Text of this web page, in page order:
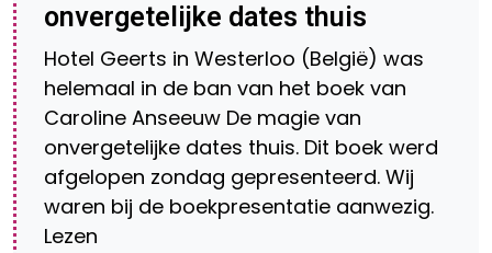
onvergetelijke dates thuis
Hotel Geerts in Westerloo (België) was
helemaal in de ban van het boek van
Caroline Anseeuw De magie van
onvergetelijke dates thuis. Dit boek werd
afgelopen zondag gepresenteerd. Wij
waren bij de boekpresentatie aanwezig.
Lezen